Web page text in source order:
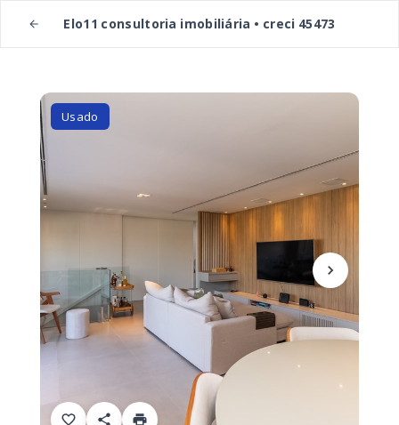
Elo11 consultoria imobiliária • creci 45473
Usado